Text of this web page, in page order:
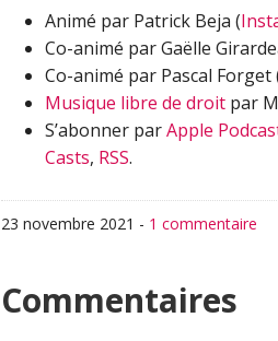
Animé par Patrick Beja (
Co-animé par Gaëlle
Co-animé par Pascal Forget
Musique libre de droit par
S’abonner parApple
Casts, RSS.
23 novembre 2021 - 1 commentaire
Interactions
Commentaires